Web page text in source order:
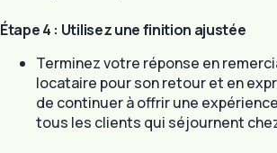
Étape 4 : Utilisez une finition ajustée
Terminez votre réponse en
locataire pour son retour et en
de continuer à offrir une
tous les clients qui séjournent